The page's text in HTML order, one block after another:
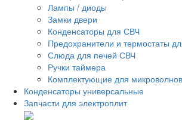
Лампы / диоды
Замки двери
Конденсаторы для СВЧ
Предохранители и термостаты
Слюда для печей СВЧ
Ручки таймера
Комплектующие для
Конденсаторы универсальные
Запчасти для электроплит